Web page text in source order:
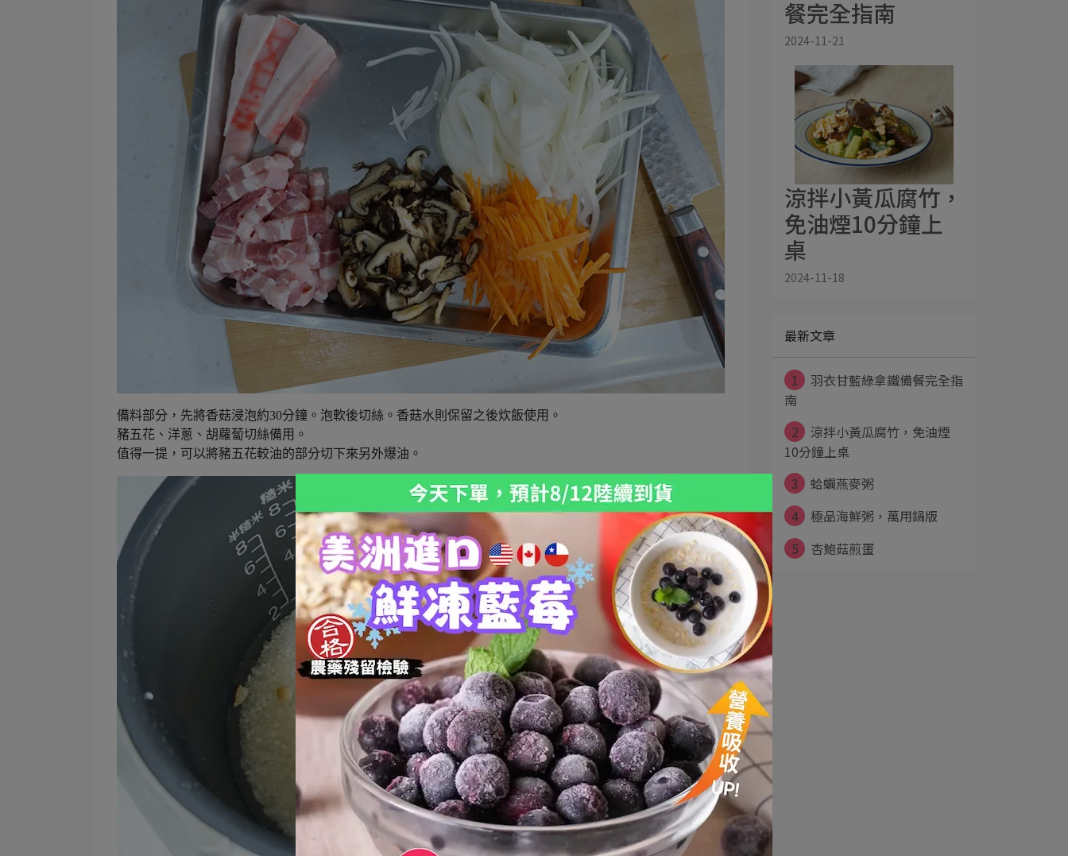
備料部分，先將香菇浸泡約30分鐘。泡軟後切絲。香菇水則保留之後炊飯使用。
豬五花、洋蔥、胡蘿蔔切絲備用。
值得一提，可以將豬五花較油的部分切下來另外爆油。
餐完全指南
2024-11-21
涼拌小黃瓜腐竹，
免油煙10分鐘上
桌
2024-11-18
最新文章
1
羽衣甘藍綠拿鐵備餐完全指
南
2
涼拌小黃瓜腐竹，免油煙
10分鐘上桌
3
蛤蠣燕麥粥
4
極品海鮮粥，萬用鍋版
5
杏鮑菇煎蛋